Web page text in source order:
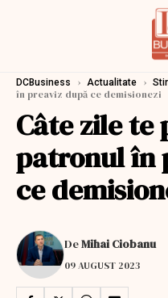
DCBusiness › Actualitate ›
în preaviz după ce demisionezi
Câte zile te
patronul în
ce
DeMihai Ciobanu
09 AUGUST 2023